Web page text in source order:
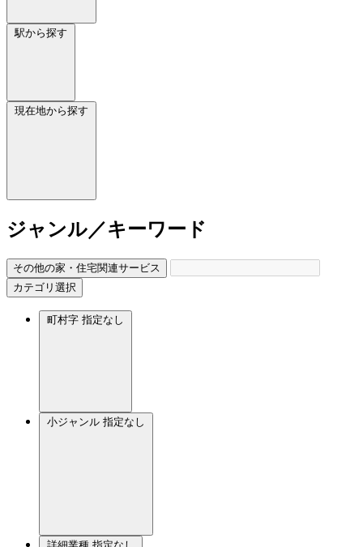
駅から探す
現在地から探す
ジャンル／キーワード
その他の家・住宅関連サービス
カテゴリ選択
町村字 指定なし
小ジャンル 指定なし